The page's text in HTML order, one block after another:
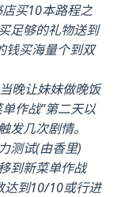
买10本路程之
足够的礼物送到
钱买海量个到双
晚让妹妹做晚饭
作战”第二天以
发几次剧情。
测试(由香里)
到新菜单作战
达到10/10或行进